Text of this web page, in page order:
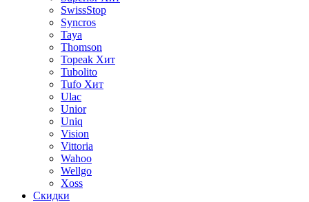
SwissStop
Syncros
Taya
Thomson
Topeak Хит
Tubolito
Tufo Хит
Ulac
Unior
Uniq
Vision
Vittoria
Wahoo
Wellgo
Xoss
Скидки